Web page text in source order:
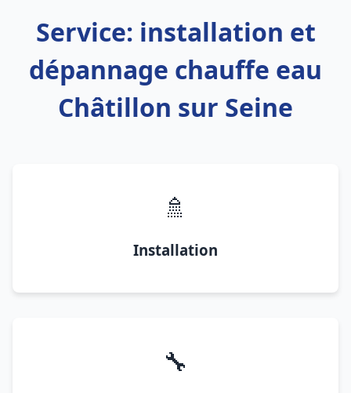
Service: installation et
dépannage chauffe eau
Châtillon sur Seine
🚿
Installation
🔧